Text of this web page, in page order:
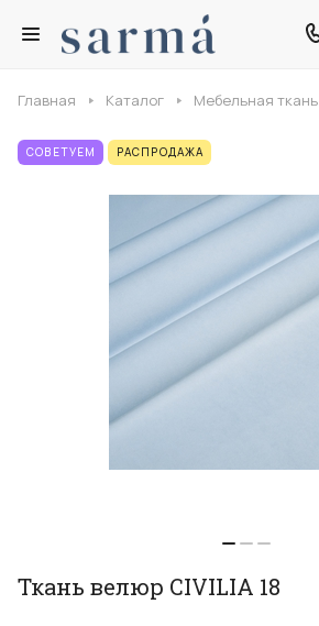
Главная Каталог Мебельная ткань
СОВЕТУЕМ РАСПРОДАЖА
Ткань велюр CIVILIA 18